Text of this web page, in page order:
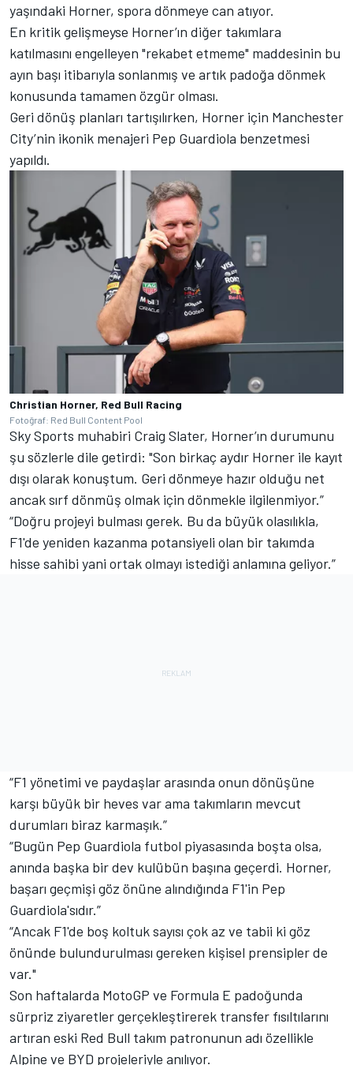
yaşındaki Horner, spora dönmeye can atıyor.
En kritik gelişmeyse Horner’ın diğer takımlara
katılmasını engelleyen "rekabet etmeme" maddesinin bu
ayın başı itibarıyla sonlanmış ve artık padoğa dönmek
konusunda tamamen özgür olması.
Geri dönüş planları tartışılırken, Horner için Manchester
City’nin ikonik menajeri Pep Guardiola benzetmesi
yapıldı.
Christian Horner, Red Bull Racing
Fotoğraf: Red Bull Content Pool
Sky Sports muhabiri Craig Slater, Horner’ın durumunu
şu sözlerle dile getirdi: "Son birkaç aydır Horner ile kayıt
dışı olarak konuştum. Geri dönmeye hazır olduğu net
ancak sırf dönmüş olmak için dönmekle ilgilenmiyor.”
“Doğru projeyi bulması gerek. Bu da büyük olasılıkla,
F1'de yeniden kazanma potansiyeli olan bir takımda
hisse sahibi yani ortak olmayı istediği anlamına geliyor.”
“F1 yönetimi ve paydaşlar arasında onun dönüşüne
karşı büyük bir heves var ama takımların mevcut
durumları biraz karmaşık.”
“Bugün Pep Guardiola futbol piyasasında boşta olsa,
anında başka bir dev kulübün başına geçerdi. Horner,
başarı geçmişi göz önüne alındığında F1'in Pep
Guardiola'sıdır.”
“Ancak F1'de boş koltuk sayısı çok az ve tabii ki göz
önünde bulundurulması gereken kişisel prensipler de
var."
Son haftalarda MotoGP ve Formula E padoğunda
sürpriz ziyaretler gerçekleştirerek transfer fısıltılarını
artıran eski Red Bull takım patronunun adı özellikle
Alpine ve BYD projeleriyle anılıyor.